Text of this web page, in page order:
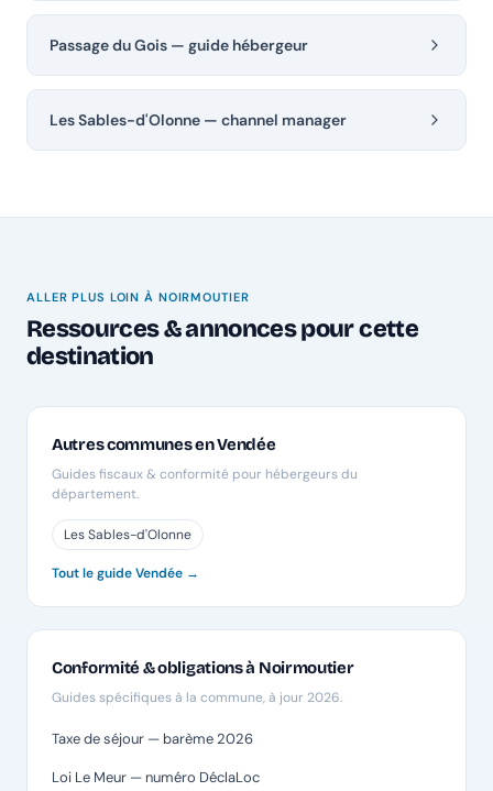
Passage du Gois — guide hébergeur
Les Sables-d'Olonne — channel manager
ALLER PLUS LOIN À NOIRMOUTIER
Ressources & annonces pour cette
destination
Autres communes en Vendée
Guides fiscaux & conformité pour hébergeurs du
département.
Les Sables-d'Olonne
Tout le guide Vendée →
Conformité & obligations à Noirmoutier
Guides spécifiques à la commune, à jour 2026.
Taxe de séjour — barème 2026
Loi Le Meur — numéro DéclaLoc